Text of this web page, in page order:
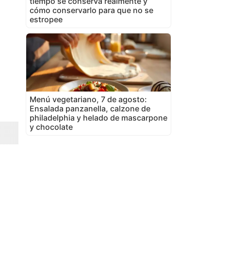
cómo conservarlo para que no se
estropee
Menú vegetariano, 7 de agosto:
Ensalada panzanella, calzone de
philadelphia y helado de mascarpone
y chocolate